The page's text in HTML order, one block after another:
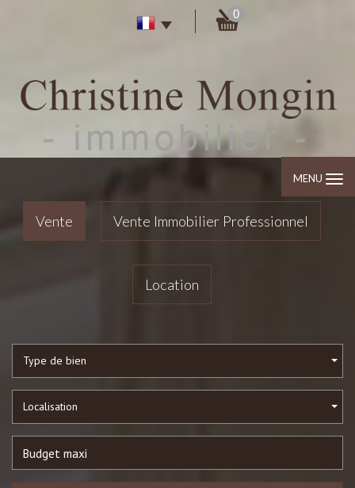
0
MENU
Vente Vente Immobilier Professionnel
Location
Type de bien
Localisation